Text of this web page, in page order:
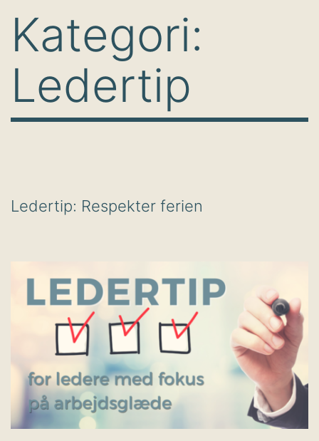
Kategori:
Ledertip
Ledertip: Respekter ferien